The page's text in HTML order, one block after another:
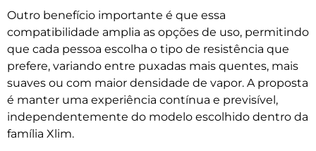
Outro benefício importante é que essa
compatibilidade amplia as opções de uso, permitindo
que cada pessoa escolha o tipo de resistência que
prefere, variando entre puxadas mais quentes, mais
suaves ou com maior densidade de vapor. A proposta
é manter uma experiência contínua e previsível,
independentemente do modelo escolhido dentro da
família Xlim.